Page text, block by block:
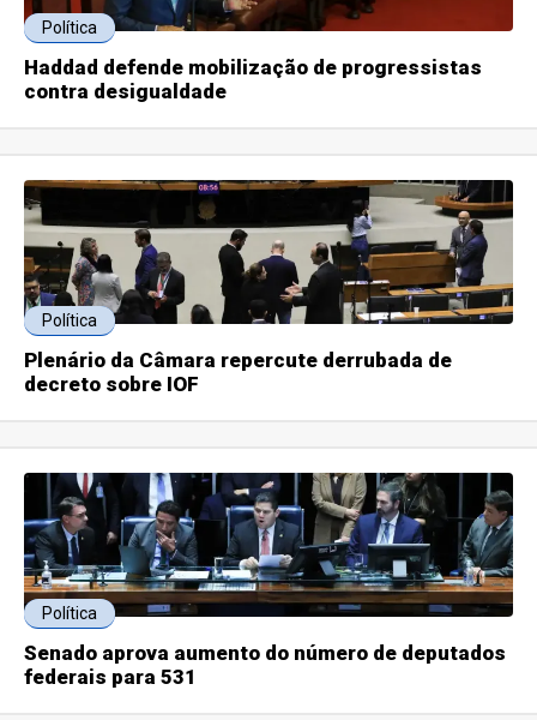
Política
Haddad defende mobilização de progressistas
contra desigualdade
Política
Plenário da Câmara repercute derrubada de
decreto sobre IOF
Política
Senado aprova aumento do número de deputados
federais para 531